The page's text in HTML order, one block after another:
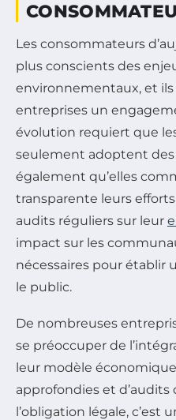
Les consommateurs
plus conscients des
environnementaux, et
entreprises un
évolution requiert que
seulement adoptent
également qu’elles
transparente leurs
audits réguliers sur leur
impact sur les
nécessaires pour établir
le public.
De nombreuses
se préoccuper de
leur modèle économique
approfondies et
l’obligation légale, c’est